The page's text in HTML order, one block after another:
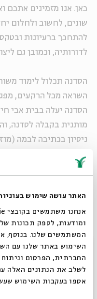
האתר עושה שימוש
ומודעות, לספק תכונות
המשתמשים שלנו. בנוסף,
השימוש באתר שלנו עם
החברתית, הפרסום וניתוח
לשלב את הנתונים האלה
אספו בעקבות השימוש
כאן. אנו מזמינים אתכם
שונים, לחשוב ולחלום
להתחכך ברעיונות
לדורותיה, וכמובן גם
הסדנה תכלול לימוד
השראה מכל הרקעים,
הסדנה יעלה בבית אבי
מותנית בקבלה לסדנה,
ניסיון בכתיבה לבמה
הסיום ואחד לאחריו)
בר לב. כהכנה לערב
יקבל שתי פגישות עבודה
המוזיקאים/ות ויעל טל
תאריכים:
3.11.25 מפגש ראשון
סגור